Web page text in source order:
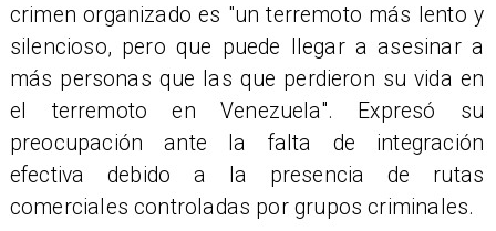
crimen organizado es "un terremoto más lento y
silencioso, pero que puede llegar a asesinar a
más personas que las que perdieron su vida en
el terremoto en Venezuela". Expresó su
preocupación ante la falta de integración
efectiva debido a la presencia de rutas
comerciales controladas por grupos criminales.